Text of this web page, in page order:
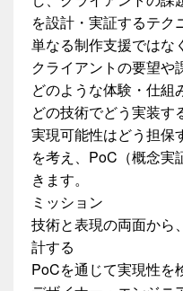
を設計・実証するテク
単なる制作支援ではな
クライアントの要望や
どのような体験・仕組
どの技術でどう実装す
実現可能性はどう担保
を考え、PoC（概念実
きます。
ミッション
技術と表現の両面から
計する
PoCを通じて実現性を